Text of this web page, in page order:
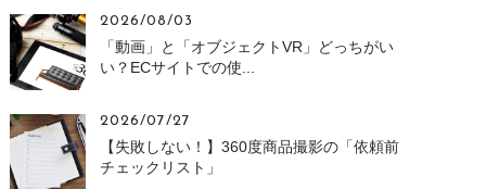
2026/08/03
「動画」と「オブジェクトVR」どっちがい
い？ECサイトでの使...
2026/07/27
【失敗しない！】360度商品撮影の「依頼前
チェックリスト」